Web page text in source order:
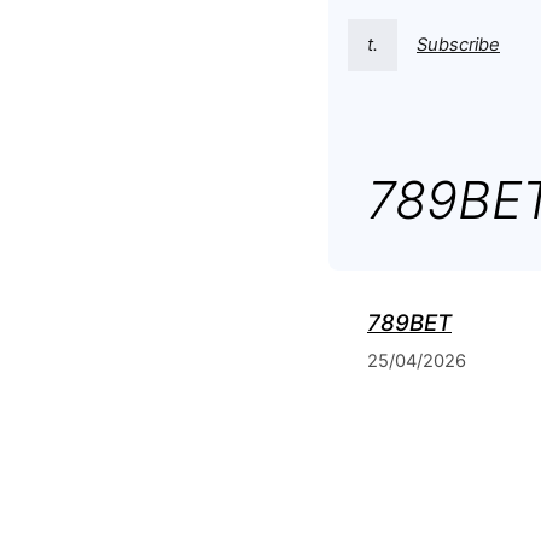
t. Subscribe
789BET
25/04/2026